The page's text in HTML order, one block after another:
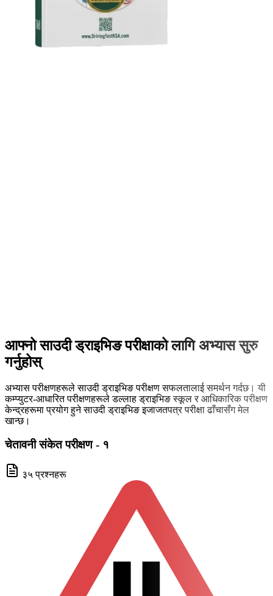
आफ्नो साउदी ड्राइभिङ परीक्षाको लागि अभ्यास सुरु
गर्नुहोस्
अभ्यास परीक्षणहरूले साउदी ड्राइभिङ परीक्षण सफलतालाई समर्थन गर्दछ। यी
कम्प्युटर-आधारित परीक्षणहरूले डल्लाह ड्राइभिङ स्कूल र आधिकारिक परीक्षण
केन्द्रहरूमा प्रयोग हुने साउदी ड्राइभिङ इजाजतपत्र परीक्षा ढाँचासँग मेल
खान्छ।
चेतावनी संकेत परीक्षण - १
३५ प्रश्नहरू